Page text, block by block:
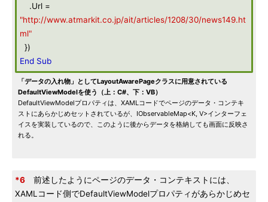
.Url =
"http://www.atmarkit.co.jp/ait/articles/1208/30/news149.ht
ml"
})
End Sub
「データの入れ物」としてLayoutAwarePageクラスに用意されている
DefaultViewModelを使う（上：C#、下：VB）
DefaultViewModelプロパティは、XAMLコードでページのデータ・コンテキ
ストにあらかじめセットされているが、IObservableMap<K, V>インターフェ
イスを実装しているので、このように後からデータを格納しても画面に反映さ
れる。
*6 前述したようにページのデータ・コンテキストには、
XAMLコード側でDefaultViewModelプロパティがあらかじめセ